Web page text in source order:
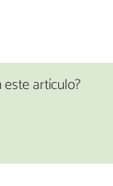
artículo?